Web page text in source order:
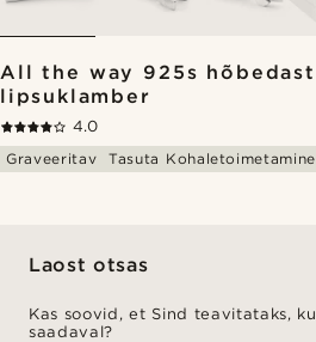
All the way 925s hõbedast
lipsuklamber
4.0
Graveeritav
Tasuta Kohaletoimetamine
Laost otsas
Kas soovid, et Sind teavitataks,
saadaval?